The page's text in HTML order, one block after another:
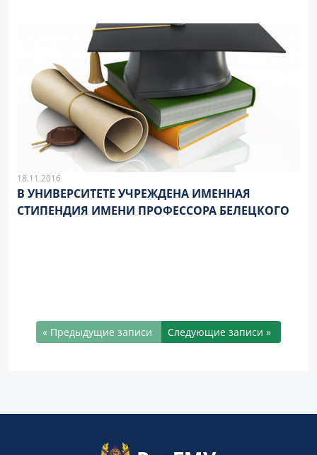
18.11.2016
В УНИВЕРСИТЕТЕ УЧРЕЖДЕНА ИМЕННАЯ
СТИПЕНДИЯ ИМЕНИ ПРОФЕССОРА БЕЛЕЦКОГО
« Предыдущие записи Следующие записи »